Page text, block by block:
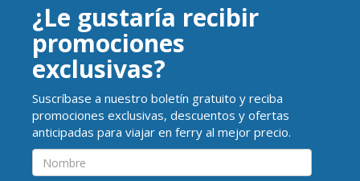
¿Le gustaría recibir
promociones
exclusivas?
Suscríbase a nuestro boletín gratuito y reciba
promociones exclusivas, descuentos y ofertas
anticipadas para viajar en ferry al mejor precio.